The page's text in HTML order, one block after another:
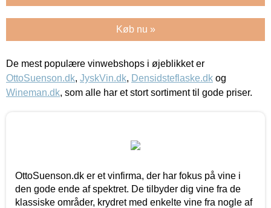
Køb nu »
De mest populære vinwebshops i øjeblikket er
OttoSuenson.dk, JyskVin.dk, Densidsteflaske.dk og
Wineman.dk, som alle har et stort sortiment til gode priser.
OttoSuenson.dk er et vinfirma, der har fokus på vine i
den gode ende af spektret. De tilbyder dig vine fra de
klassiske områder, krydret med enkelte vine fra nogle af